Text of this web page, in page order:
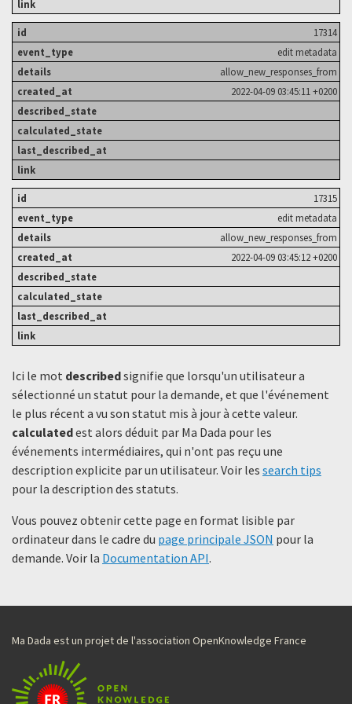
17314
edit metadata
allow_new_responses_from
2022-04-09 03:45:11 +0200
17315
edit metadata
allow_new_responses_from
2022-04-09 03:45:12 +0200
Ici le mot describedsignifie que lorsqu'un utilisateur a
sélectionné un statut ​​pour la demande, et que l'événement
le plus récent a vu son statut mis à jour à cette valeur.
calculatedest alors déduit par Ma Dada pour les
événements intermédiaires, qui n'ont pas reçu une
description explicite par un utilisateur. Voir les search tips
pour la description des statuts.
Vous pouvez obtenir cette page en format lisible par
ordinateur dans le cadre du page principale JSON pour la
demande. Voir la Documentation API.
Ma Dada est un projet de l'association OpenKnowledge France